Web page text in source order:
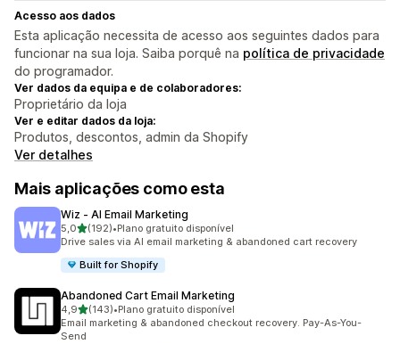
Acesso aos dados
Esta aplicação necessita de acesso aos seguintes dados para
funcionar na sua loja. Saiba porquê na política de privacidade
do programador.
Ver dados da equipa e de colaboradores:
Proprietário da loja
Ver e editar dados da loja:
Produtos, descontos, admin da Shopify
Ver detalhes
Mais aplicações como esta
Wiz ‑ AI Email Marketing
5,0de 5 estrelas
(192)
192 total de avaliações
•Plano gratuito disponível
Drive sales via AI email marketing & abandoned cart recovery
Built for Shopify
Abandoned Cart Email Marketing
4,9de 5 estrelas
(143)
143 total de avaliações
•Plano gratuito disponível
Email marketing & abandoned checkout recovery. Pay-As-You-
Send